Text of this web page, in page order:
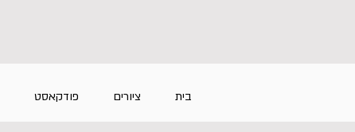
בית ציורים פודקאסט